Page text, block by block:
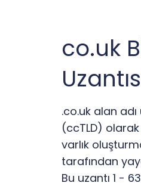
co.uk
.co.uk alan
(ccTLD)
varlık
tarafından
Bu uzantı 1 -